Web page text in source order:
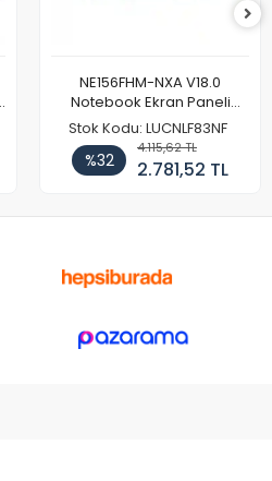
NE156FHM-NXA V18.0
Notebook Ekran Paneli
144Hz
Stok Kodu: LUCNLF83NF
%32
4.115,62 TL
2.781,52 TL